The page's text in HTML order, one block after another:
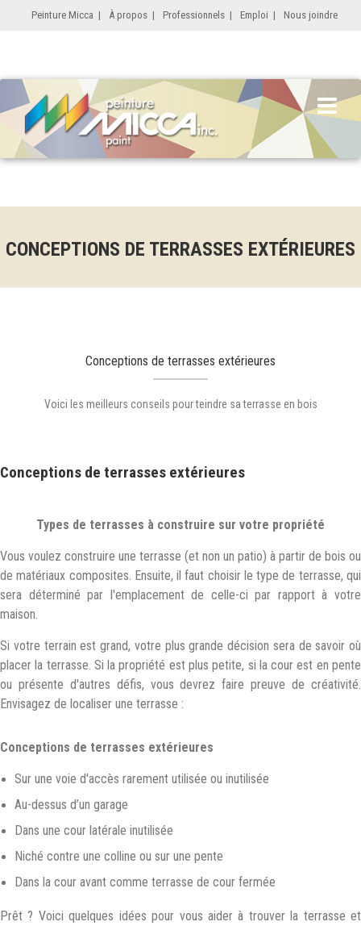
Peinture Micca | À propos | Professionnels | Emploi | Nous joindre
CONCEPTIONS DE TERRASSES EXTÉRIEURES
Conceptions de terrasses extérieures
Voici les meilleurs conseils pour teindre sa terrasse en bois
Conceptions de terrasses extérieures
Types de terrasses à construire sur votre propriété
Vous voulez construire une terrasse (et non un patio) à partir de bois ou
de matériaux composites. Ensuite, il faut choisir le type de terrasse, qui
sera déterminé par l'emplacement de celle-ci par rapport à votre
maison.
Si votre terrain est grand, votre plus grande décision sera de savoir où
placer la terrasse. Si la propriété est plus petite, si la cour est en pente
ou présente d'autres défis, vous devrez faire preuve de créativité.
Envisagez de localiser une terrasse :
Conceptions de terrasses extérieures
Sur une voie d'accès rarement utilisée ou inutilisée
Au-dessus d’un garage
Dans une cour latérale inutilisée
Niché contre une colline ou sur une pente
Dans la cour avant comme terrasse de cour fermée
Prêt ? Voici quelques idées pour vous aider à trouver la terrasse et